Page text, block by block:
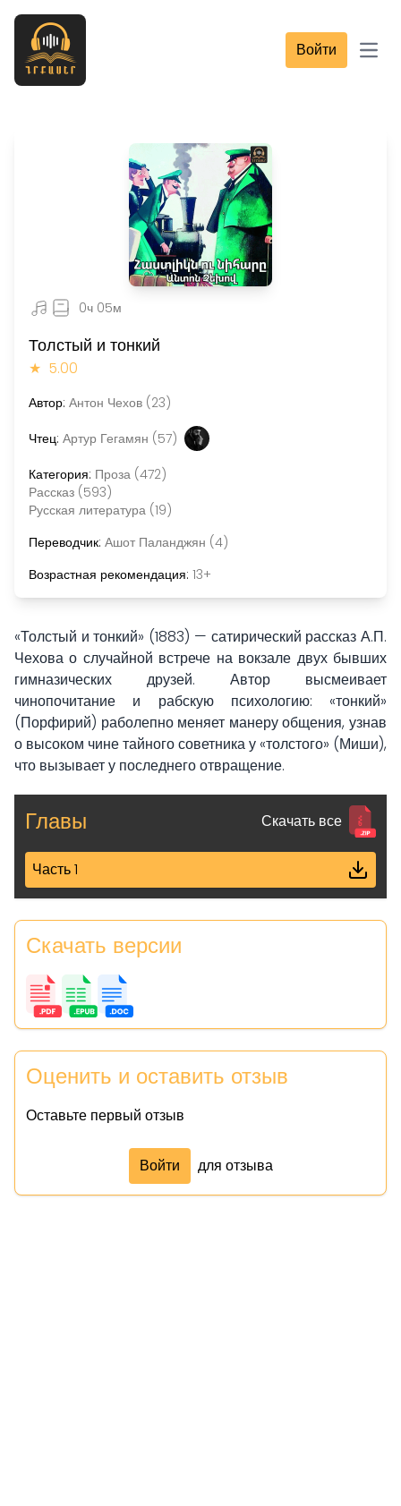
Войти
0ч 05м
Толстый и тонкий
★ 5.00
Автор: Антон Чехов (23)
Чтец: Артур Гегамян (57)
Категория: Проза (472)
Рассказ (593)
Русская литература (19)
Переводчик: Ашот Паланджян (4)
Возрастная рекомендация: 13+
«Толстый и тонкий» (1883) — сатирический рассказ А.П.
Чехова о случайной встрече на вокзале двух бывших
гимназических друзей. Автор высмеивает
чинопочитание и рабскую психологию: «тонкий»
(Порфирий) раболепно меняет манеру общения, узнав
о высоком чине тайного советника у «толстого» (Миши),
что вызывает у последнего отвращение.
Главы Скачать все
Часть 1
Скачать версии
Оценить и оставить отзыв
Оставьте первый отзыв
Войти для отзыва